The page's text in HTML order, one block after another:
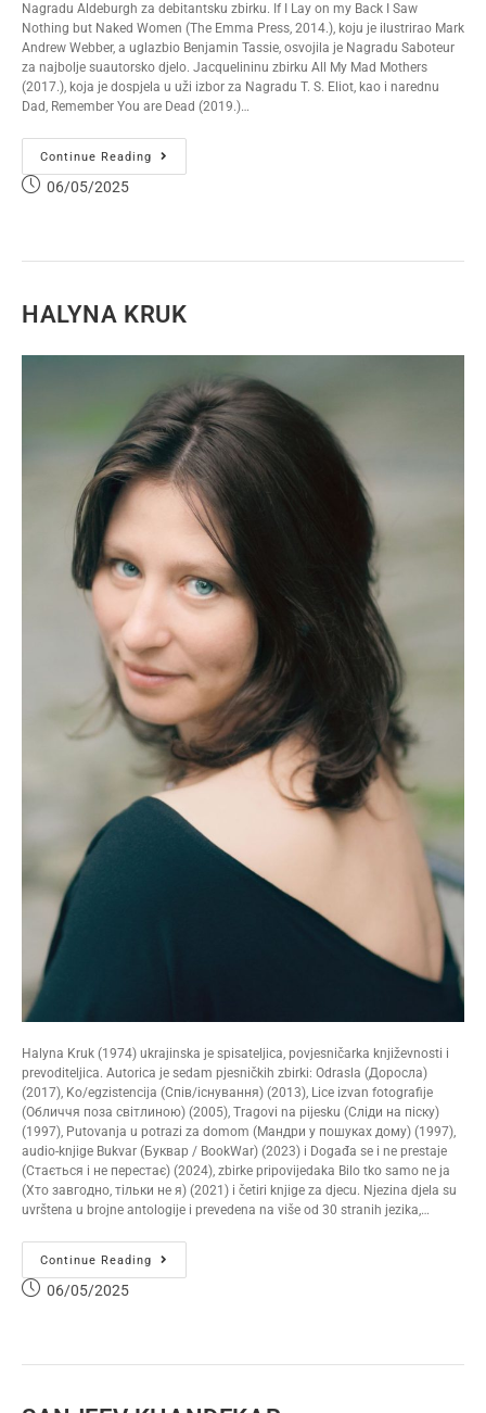
Nagradu Aldeburgh za debitantsku zbirku. If I Lay on my Back I Saw
Nothing but Naked Women (The Emma Press, 2014.), koju je ilustrirao Mark
Andrew Webber, a uglazbio Benjamin Tassie, osvojila je Nagradu Saboteur
za najbolje suautorsko djelo. Jacquelininu zbirku All My Mad Mothers
(2017.), koja je dospjela u uži izbor za Nagradu T. S. Eliot, kao i narednu
Dad, Remember You are Dead (2019.)…
Continue Reading
06/05/2025
HALYNA KRUK
Halyna Kruk (1974) ukrajinska je spisateljica, povjesničarka književnosti i
prevoditeljica. Autorica je sedam pjesničkih zbirki: Odrasla (Доросла)
(2017), Ko/egzistencija (Спів/існування) (2013), Lice izvan fotografije
(Обличчя поза світлиною) (2005), Tragovi na pijesku (Сліди на піску)
(1997), Putovanja u potrazi za domom (Мандри у пошуках дому) (1997),
audio-knjige Bukvar (Буквар / BookWar) (2023) і Događa se i ne prestaje
(Стається і не перестає) (2024), zbirke pripovijedaka Bilo tko samo ne ja
(Хто завгодно, тільки не я) (2021) i četiri knjige za djecu. Njezina djela su
uvrštena u brojne antologije i prevedena na više od 30 stranih jezika,…
Continue Reading
06/05/2025